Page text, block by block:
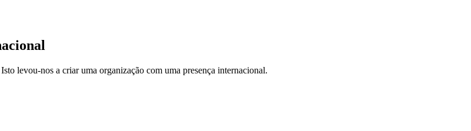
levou-nos a criar uma organização com uma presença internacional.